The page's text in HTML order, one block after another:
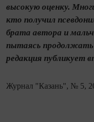
высокую оценку.
кто получил
брата автора и
пытаясь
редакция публикует
Журнал "Казань", № 5,